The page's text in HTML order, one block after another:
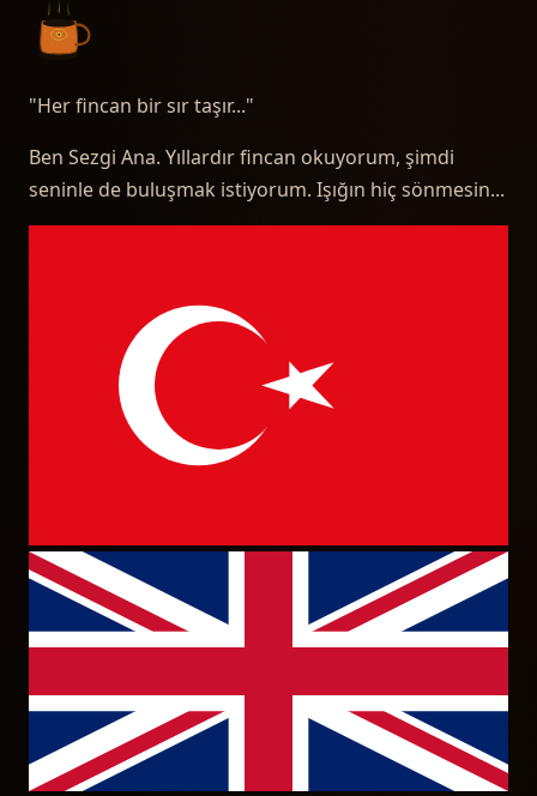
"Her fincan bir sır taşır..."
Ben Sezgi Ana. Yıllardır fincan okuyorum, şimdi
seninle de buluşmak istiyorum. Işığın hiç sönmesin...